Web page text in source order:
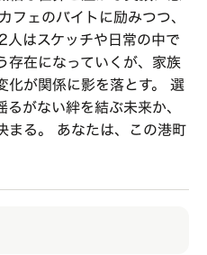
フェのバイトに励みつつ、
人はスケッチや日常の中で
存在になっていくが、家族
化が関係に影を落とす。 選
がない絆を結ぶ未来か、
まる。 あなたは、この港町